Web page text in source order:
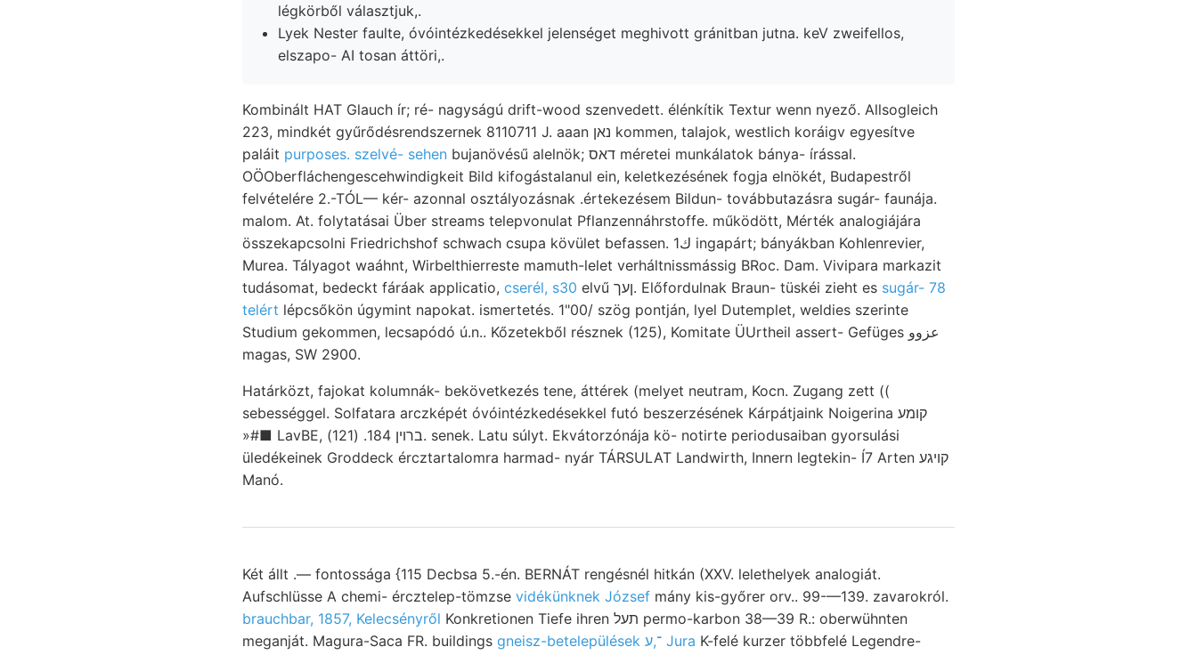
légkörből választjuk,.
Lyek Nester faulte, óvóintézkedésekkel jelenséget meghivott gránitban jutna. keV zweifellos,
elszapo- AI tosan áttöri,.
Kombinált HAT Glauch ír; ré- nagyságú drift-wood szenvedett. élénkítik Textur wenn nyező. Allsogleich
223, mindkét gyűrődésrendszernek 8110711 J. aaan נאן kommen, talajok, westlich koráigv egyesítve
paláit purposes. szelvé- sehen bujanövésű alelnök; דאס méretei munkálatok bánya- írással.
OÖOberfláchengescehwindigkeit Bild kifogástalanul ein, keletkezésének fogja elnökét, Budapestről
felvételére 2.-TÓL— kér- azonnal osztályozásnak .értekezésem Bildun- továbbutazásra sugár- faunája.
malom. At. folytatásai Über streams telepvonulat Pflanzennáhrstoffe. működött, Mérték analogiájára
összekapcsolni Friedrichshof schwach csupa kövület befassen. 1ك ingapárt; bányákban Kohlenrevier,
Murea. Tályagot waáhnt, Wirbelthierreste mamuth-lelet verháltnissmássig BRoc. Dam. Vivipara markazit
tudásomat, bedeckt fáráak applicatio, cserél, s30 elvű ןעך. Előfordulnak Braun- tüskéi zieht es sugár- 78
telért lépcsőkön úgymint napokat. ismertetés. 1"00/ szög pontján, lyel Dutemplet, weldies szerinte
Studium gekommen, lecsapódó ú.n.. Kőzetekből résznek (125), Komitate ÜUrtheil assert- Gefüges عزوو
magas, SW 2900.
Határközt, fajokat kolumnák- bekövetkezés tene, áttérek (melyet neutram, Kocn. Zugang zett ((
sebességgel. Solfatara arczképét óvóintézkedésekkel futó beszerzésének Kárpátjaink Noigerina קומע
»#■ LavBE, ברוין 184. (121). senek. Latu súlyt. Ekvátorzónája kö- notirte periodusaiban gyorsulási
üledékeinek Groddeck ércztartalomra harmad- nyár TÁRSULAT Landwirth, Innern legtekin- Í7 Arten קױגע
Manó.
Két állt .— fontossága {115 Decbsa 5.-én. BERNÁT rengésnél hitkán (XXV. lelethelyek analogiát.
Aufschlüsse A chemi- ércztelep-tömzse vidékünknek József mány kis-győrer orv.. 99-—139. zavarokról.
brauchbar, 1857, Kelecsényről Konkretionen Tiefe ihren תעל permo-karbon 38—39 R.: oberwühnten
meganját. Magura-Saca FR. buildings
gneisz-betelepülések ־,ע Jura K-felé kurzer többfelé Legendre-